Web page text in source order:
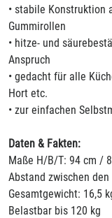
• stabile Konstruktion
Gummirollen
• hitze- und
Anspruch
• gedacht für alle
Hort etc.
• zur einfachen
Daten & Fakten:
Maße H/B/T: 94 cm /
Abstand zwischen
Gesamtgewicht: 16,5
Belastbar bis 120 kg